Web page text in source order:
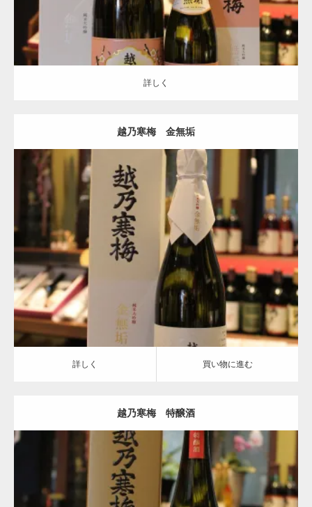
詳しく
越乃寒梅 金無垢
越乃寒梅
詳しく 買い物に進む
詳しく 買い物に進む
越乃寒梅 特醸酒